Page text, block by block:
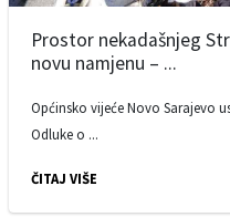
Prostor nekadašnjeg
novu namjenu – ...
Općinsko vijeće Novo Sarajevo
Odluke o ...
ČITAJ VIŠE